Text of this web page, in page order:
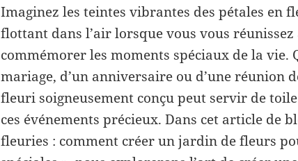
Imaginez les teintes vibrantes des pétales en
flottant dans l’air lorsque vous vous
commémorer les moments spéciaux de la vie.
mariage, d’un anniversaire ou d’une réunion
fleuri soigneusement conçu peut servir de
ces événements précieux. Dans cet article de
fleuries : comment créer un jardin de fleurs